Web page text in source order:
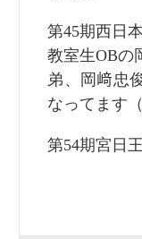
第45期西日
教室生OBの
弟、岡﨑忠
なってます（
第54期宮日